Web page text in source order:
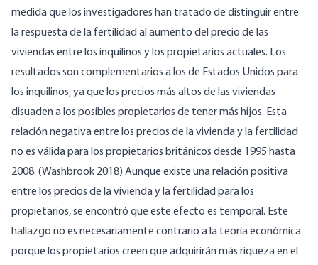
medida que los investigadores han tratado de distinguir entre
la respuesta de la fertilidad al aumento del precio de las
viviendas entre los inquilinos y los propietarios actuales. Los
resultados son complementarios a los de Estados Unidos para
los inquilinos, ya que los precios más altos de las viviendas
disuaden a los posibles propietarios de tener más hijos. Esta
relación negativa entre los precios de la vivienda y la fertilidad
no es válida para los propietarios británicos desde 1995 hasta
2008. (Washbrook 2018) Aunque existe una relación positiva
entre los precios de la vivienda y la fertilidad para los
propietarios, se encontró que este efecto es temporal. Este
hallazgo no es necesariamente contrario a la teoría económica
porque los propietarios creen que adquirirán más riqueza en el